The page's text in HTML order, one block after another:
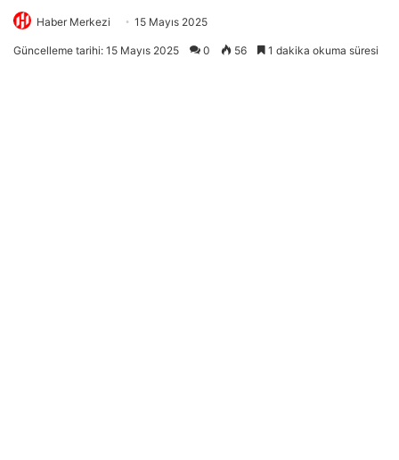
Haber Merkezi 15 Mayıs 2025
Güncelleme tarihi: 15 Mayıs 2025 0 56 1 dakika okuma süresi